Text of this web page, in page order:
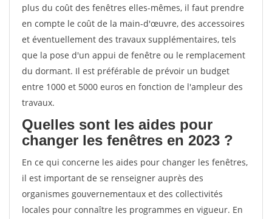
plus du coût des fenêtres elles-mêmes, il faut prendre
en compte le coût de la main-d'œuvre, des accessoires
et éventuellement des travaux supplémentaires, tels
que la pose d'un appui de fenêtre ou le remplacement
du dormant. Il est préférable de prévoir un budget
entre 1000 et 5000 euros en fonction de l'ampleur des
travaux.
Quelles sont les aides pour
changer les fenêtres en 2023 ?
En ce qui concerne les aides pour changer les fenêtres,
il est important de se renseigner auprès des
organismes gouvernementaux et des collectivités
locales pour connaître les programmes en vigueur. En